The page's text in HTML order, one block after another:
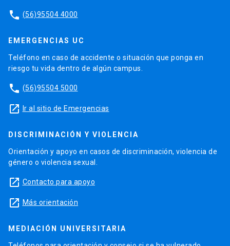
phone (56)95504 4000
EMERGENCIAS UC
Teléfono en caso de accidente o situación que ponga en
riesgo tu vida dentro de algún campus.
phone (56)95504 5000
launch Ir al sitio de Emergencias
DISCRIMINACIÓN Y VIOLENCIA
Orientación y apoyo en casos de discriminación, violencia de
género o violencia sexual.
launch Contacto para apoyo
launch Más orientación
MEDIACIÓN UNIVERSITARIA